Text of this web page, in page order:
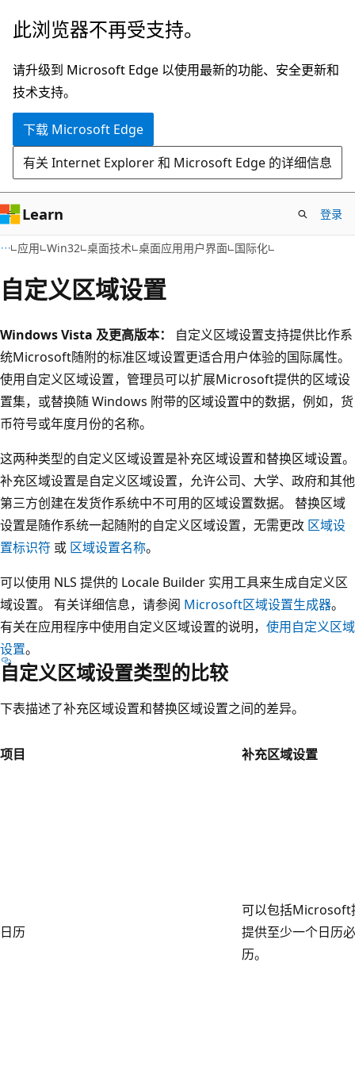
跳
主
要
内
此浏览器不再受支持。
请升级到 Microsoft Edge 以使用最新的功能、安全更新和
技术支持。
下载 Microsoft Edge
有关 Internet Explorer 和 Microsoft Edge 的详细信息
Learn 登录
应用 Win32 桌面技术 桌面应用用户界面 国际化
自定义区域设置
Windows Vista 及更高版本：
自定义区域设置支持提供比作系
统Microsoft随附的标准区域设置更适合用户体验的国际属性。
使用自定义区域设置，管理员可以扩展Microsoft提供的区域设
置集，或替换随 Windows 附带的区域设置中的数据，例如，货
币符号或年度月份的名称。
这两种类型的自定义区域设置是补充区域设置和替换区域设置。
补充区域设置是自定义区域设置，允许公司、大学、政府和其他
第三方创建在发货作系统中不可用的区域设置数据。 替换区域
设置是随作系统一起随附的自定义区域设置，无需更改 区域设
置标识符 或 区域设置名称。
可以使用 NLS 提供的 Locale Builder 实用工具来生成自定义区
域设置。 有关详细信息，请参阅 Microsoft区域设置生成器。
有关在应用程序中使用自定义区域设置的说明， 使用自定义区域
设置。
自定义区域设置类型的比较
下表描述了补充区域设置和替换区域设置之间的差异。
项目 补充区域设置
日历
可以包括Microsoft
提供至少一个日历
历。